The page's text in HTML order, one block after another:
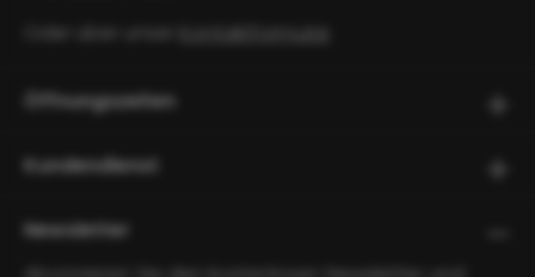
Kontaktformular
Öffnungszeiten
Kundendienst
Newsletter